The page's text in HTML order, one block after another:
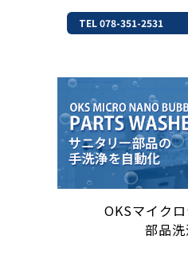
TEL 078-351-2531
OKSマイク
部品